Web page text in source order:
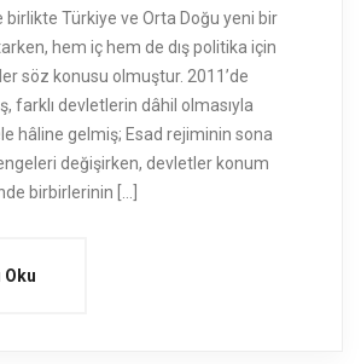
Türkiye ve Orta Doğu yeni bir
hem iç hem de dış politika için
söz konusu olmuştur. 2011’de
farklı devletlerin dâhil olmasıyla
hâline gelmiş; Esad rejiminin sona
değişirken, devletler konum
birbirlerinin […]
Oku